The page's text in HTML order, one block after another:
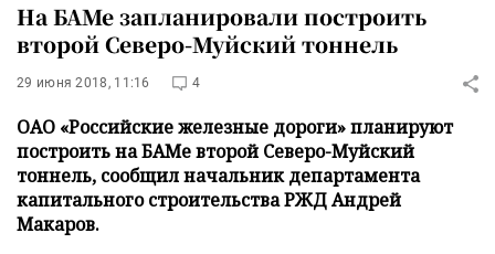
На БАМе запланировали построить
второй Северо-Муйский тоннель
29 июня 2018, 11:16 4
ОАО «Российские железные дороги» планируют
построить на БАМе второй Северо-Муйский
тоннель, сообщил начальник департамента
капитального строительства РЖД Андрей
Макаров.